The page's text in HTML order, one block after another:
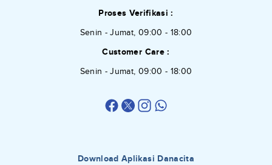
Proses Verifikasi :
Senin - Jumat, 09:00 - 18:00
Customer Care :
Senin - Jumat, 09:00 - 18:00
Download Aplikasi Danacita